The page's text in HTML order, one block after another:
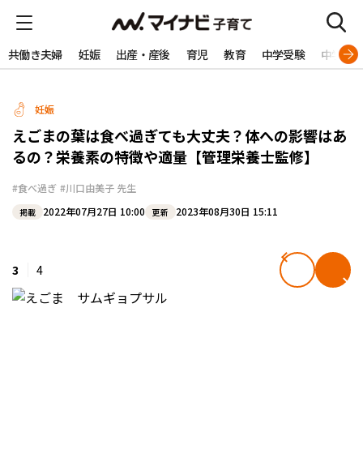
共働き夫婦 妊娠 出産・産後 育児 教育 中学受験 中学生
妊娠
えごまの葉は食べ過ぎても大丈夫？体への影響はあ
るの？栄養素の特徴や適量【管理栄養士監修】
#食べ過ぎ #川口由美子 先生
掲載 2022年07月27日 10:00 更新 2023年08月30日 15:11
3 4